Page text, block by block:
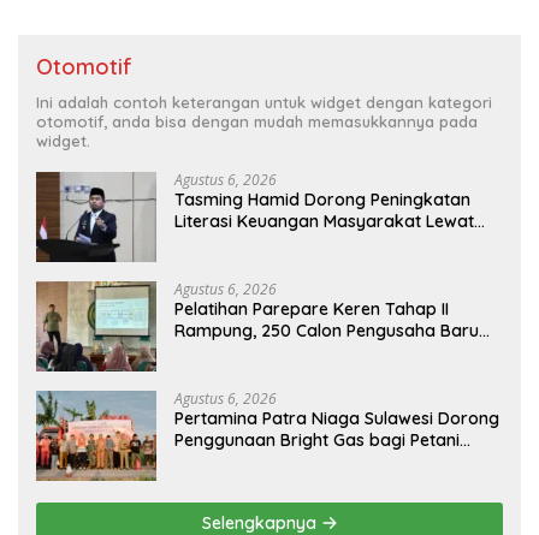
Otomotif
Ini adalah contoh keterangan untuk widget dengan kategori
otomotif, anda bisa dengan mudah memasukkannya pada
widget.
Agustus 6, 2026
Tasming Hamid Dorong Peningkatan
Literasi Keuangan Masyarakat Lewat
Agustus 6, 2026
Pelatihan Parepare Keren Tahap II
Rampung, 250 Calon Pengusaha Baru
Agustus 6, 2026
Pertamina Patra Niaga Sulawesi Dorong
Penggunaan Bright Gas bagi Petani
Selengkapnya